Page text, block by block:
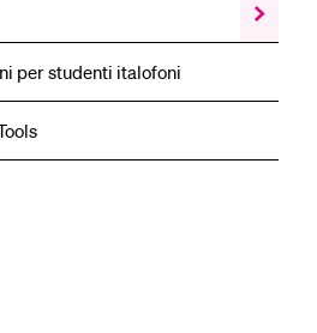
Zeige
das
per studenti italofoni